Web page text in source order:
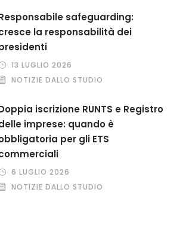
safeguarding:
la responsabilità dei
13 LUGLIO 2026
NOTIZIE DALLO STUDIO
iscrizione RUNTS e Registro
imprese: quando è
per gli ETS
6 LUGLIO 2026
NOTIZIE DALLO STUDIO